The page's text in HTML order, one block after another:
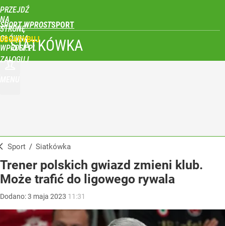
PRZEJDŹ
NA
STRONĘ
GŁÓWNĄ
WPROST.PL
SPORT WPROST
ZALOGUJ
SIATKÓWKA
Sport / Siatkówka
Trener polskich gwiazd zmieni klub.
Może trafić do ligowego rywala
Dodano:3 maja 2023 11:31